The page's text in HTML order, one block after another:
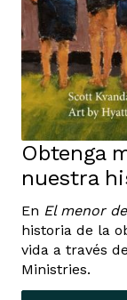
Obtenga
nuestra
En El menor
historia de la
vida a través
Ministries.